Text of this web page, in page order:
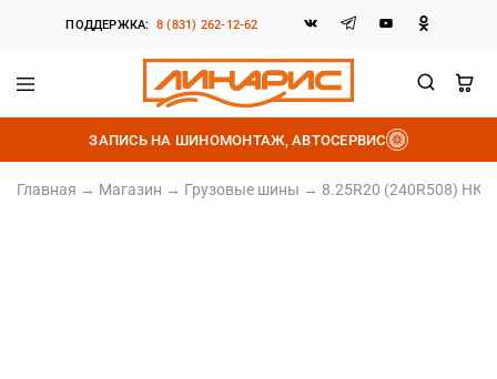
ПОДДЕРЖКА: 8 (831) 262-12-62
Линарис
Продажа
шин,
дисков
и
аккумуляторов
ЗАПИСЬ НА ШИНОМОНТАЖ, АВТОСЕРВИС
Главная → Магазин → Грузовые шины → 8.25R20 (240R508)